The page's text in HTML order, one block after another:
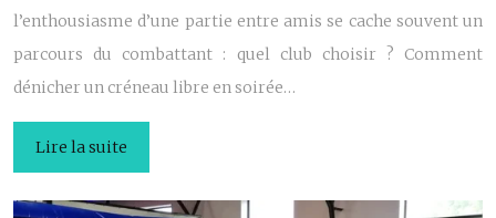
l’enthousiasme d’une partie entre amis se cache souvent un
parcours du combattant : quel club choisir ? Comment
dénicher un créneau libre en soirée…
Lire la suite